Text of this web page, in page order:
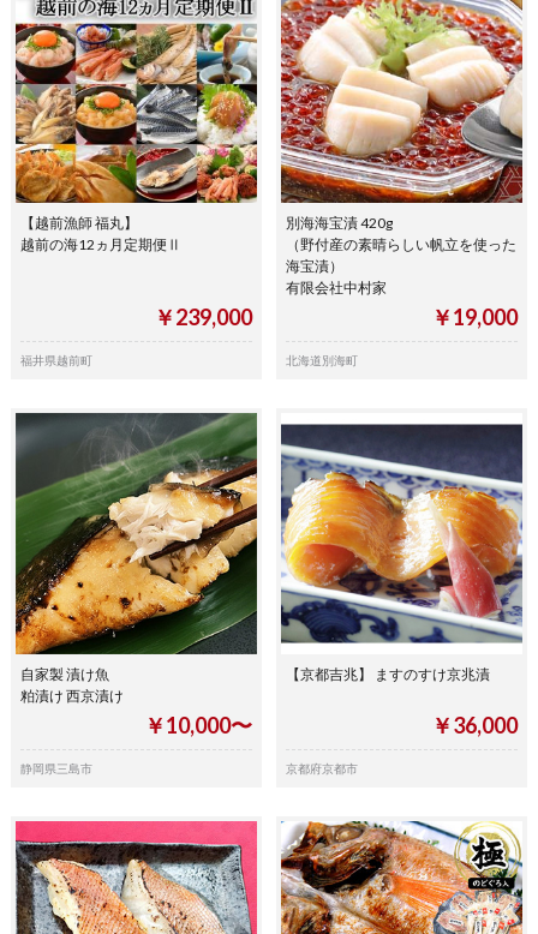
【越前漁師 福丸】
越前の海12ヵ月定期便Ⅱ
￥239,000
福井県越前町
別海海宝漬 420g
（野付産の素晴らしい帆立を使った
海宝漬）
有限会社中村家
￥19,000
北海道別海町
自家製 漬け魚
粕漬け 西京漬け
￥10,000〜
静岡県三島市
【京都吉兆】 ますのすけ京兆漬
￥36,000
京都府京都市